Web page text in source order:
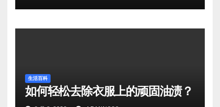
生活百科
如何轻松去除衣服上的顽固油渍？